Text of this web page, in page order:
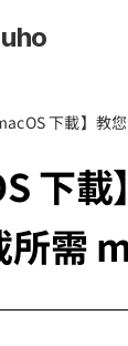
下
所需